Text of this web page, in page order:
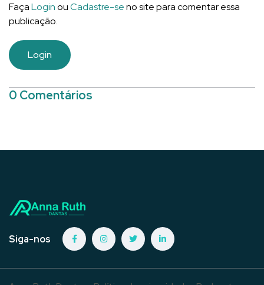
FaçaLoginouCadastre-seno site para comentar essa
publicação.
Login
0 Comentários
Siga-nos